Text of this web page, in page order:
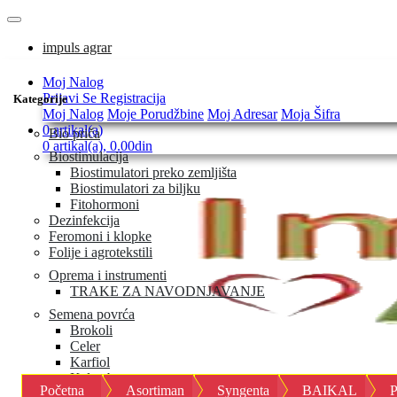
impuls agrar
Kategorije
Bio priča
Biostimulacija
Biostimulatori preko zemljišta
Biostimulatori za biljku
Fitohormoni
Dezinfekcija
Feromoni i klopke
Folije i agrotekstili
Oprema i instrumenti
TRAKE ZA NAVODNJAVANJE
Semena povrća
Brokoli
Celer
Karfiol
Keleraba
Moj Nalog
Prijavi Se Registracija
Moj Nalog Moje Porudžbine Moj Adresar Moja Šifra
0 artikal(a)
0 artikal(a), 0.00din
Početna Asortiman Syngenta BAIKAL